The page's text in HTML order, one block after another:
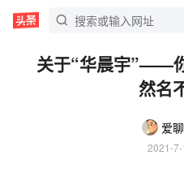
关于“华晨宇”——
然名
爱
2021-7-